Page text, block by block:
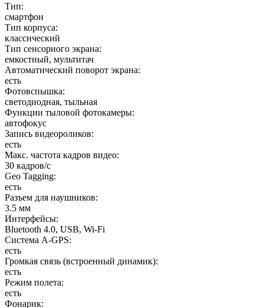
Тип:
смартфон
Тип корпуса:
классический
Тип сенсорного экрана:
емкостный, мультитач
Автоматический поворот экрана:
есть
Фотовспышка:
светодиодная, тыльная
Функции тыловой фотокамеры:
автофокус
Запись видеороликов:
есть
Макс. частота кадров видео:
30 кадров/с
Geo Tagging:
есть
Разъем для наушников:
3.5 мм
Интерфейсы:
Bluetooth 4.0, USB, Wi-Fi
Cистема A-GPS:
есть
Громкая связь (встроенный динамик):
есть
Режим полета:
есть
Фонарик: